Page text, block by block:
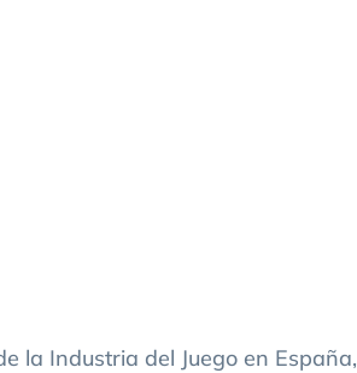
la Industria del Juego en España,